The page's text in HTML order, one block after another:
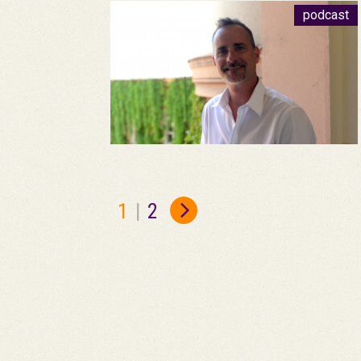
podcast
1 | 2